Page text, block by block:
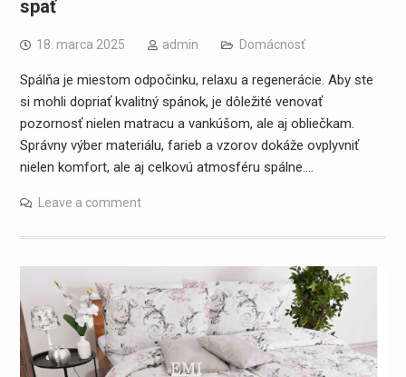
spať
18. marca 2025 admin Domácnosť
Spálňa je miestom odpočinku, relaxu a regenerácie. Aby ste
si mohli dopriať kvalitný spánok, je dôležité venovať
pozornosť nielen matracu a vankúšom, ale aj obliečkam.
Správny výber materiálu, farieb a vzorov dokáže ovplyvniť
nielen komfort, ale aj celkovú atmosféru spálne.…
Leave a comment